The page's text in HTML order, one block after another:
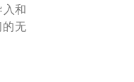
入和
的无